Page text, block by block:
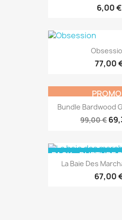
6,00 €
77,00
Bundle Bardwood
99,00 €
-30%
PACK
La Baie Des
67,00
PACK RUPTURE